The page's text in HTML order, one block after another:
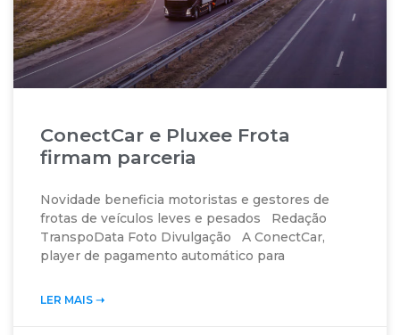
ConectCar e Pluxee Frota
firmam parceria
Novidade beneficia motoristas e gestores de
frotas de veículos leves e pesados Redação
TranspoData Foto Divulgação A ConectCar,
player de pagamento automático para
LER MAIS ➝‬